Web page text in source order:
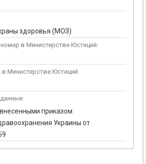
здоровья (МОЗ)
в Министерстве Юстиций:
в Министерстве Юстиций:
приказом
Украины от